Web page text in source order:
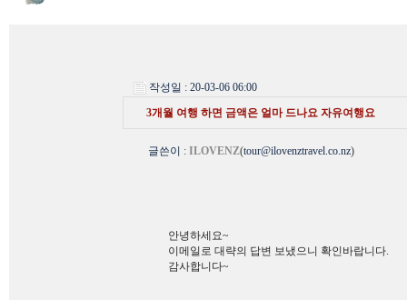
작성일 : 20-03-06 06:00
3개월 여행 하면 금액은 얼마 드나요 자유여행요
글쓴이 : ILOVENZ(tour@ilovenztravel.co.nz)
안녕하세요~
이메일로 대략의 답변 보냈으니 확인바랍니다.
감사합니다~